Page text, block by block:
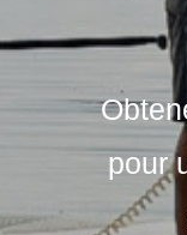
pour